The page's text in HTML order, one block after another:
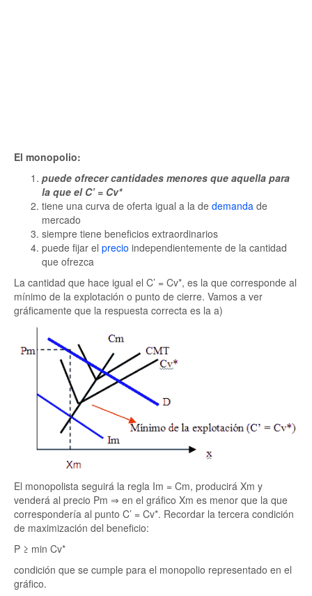
El monopolio:
puede ofrecer cantidades menores que aquella para
la que el C’ = Cv*
tiene una curva de oferta igual a la de demanda de
mercado
siempre tiene beneficios extraordinarios
puede fijar el precio independientemente de la cantidad
que ofrezca
La cantidad que hace igual el C’ = Cv*, es la que corresponde al
mínimo de la explotación o punto de cierre. Vamos a ver
gráficamente que la respuesta correcta es la a)
El monopolista seguirá la regla Im = Cm, producirá Xm y
venderá al precio Pm ⇒ en el gráfico Xm es menor que la que
correspondería al punto C’ = Cv*. Recordar la tercera condición
de maximización del beneficio:
P ≥ min Cv*
condición que se cumple para el monopolio representado en el
gráfico.